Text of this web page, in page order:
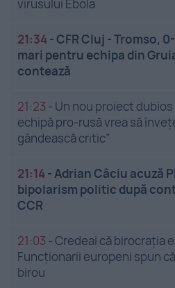
virusului Ebola
21:34-CFR Cluj - Tromso,
mari pentru echipa din
contează
21:23 - Un nou proiect dubios
echipă pro-rusă vrea să
gândească critic”
21:14-Adrian Câciu acuză
bipolarism politic după
CCR
21:03 -Credeai că birocrația
Funcționarii europeni spun
birou